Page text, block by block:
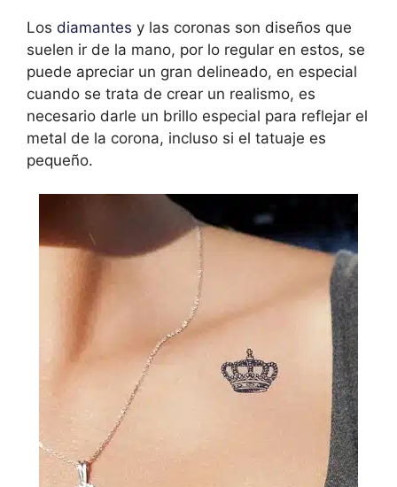
Los diamantes y las coronas son diseños que
suelen ir de la mano, por lo regular en estos, se
puede apreciar un gran delineado, en especial
cuando se trata de crear un realismo, es
necesario darle un brillo especial para reflejar el
metal de la corona, incluso si el tatuaje es
pequeño.